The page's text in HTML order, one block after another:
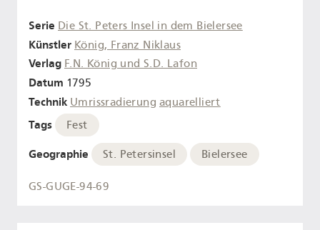
Serie Die St. Peters Insel in dem Bielersee
Künstler König, Franz Niklaus
Verlag F.N. König und S.D. Lafon
Datum 1795
Technik Umrissradierung aquarelliert
Tags Fest
Geographie St. Petersinsel Bielersee
GS-GUGE-94-69